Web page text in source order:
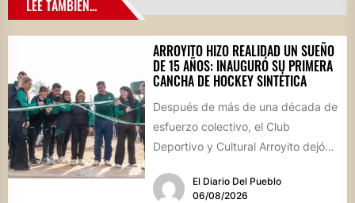
LEE TAMBIÉN...
ARROYITO HIZO REALIDAD UN SUEÑO
DE 15 AÑOS: INAUGURÓ SU PRIMERA
CANCHA DE HOCKEY SINTÉTICA
Después de más de una década de
esfuerzo colectivo, el Club
Deportivo y Cultural Arroyito dejó
cancha...El Diario Del Pueblo
06/08/2026